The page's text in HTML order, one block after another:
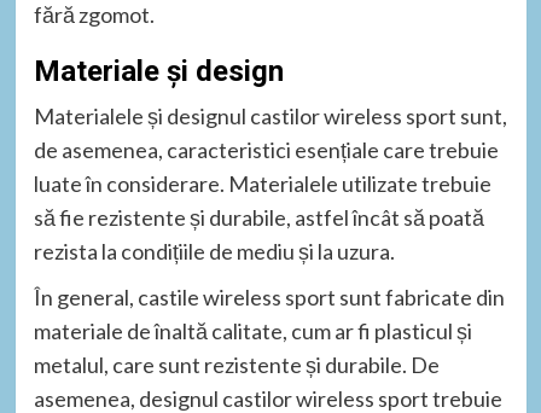
fără zgomot.
Materiale și design
Materialele și designul castilor wireless sport sunt,
de asemenea, caracteristici esențiale care trebuie
luate în considerare. Materialele utilizate trebuie
să fie rezistente și durabile, astfel încât să poată
rezista la condițiile de mediu și la uzura.
În general, castile wireless sport sunt fabricate din
materiale de înaltă calitate, cum ar fi plasticul și
metalul, care sunt rezistente și durabile. De
asemenea, designul castilor wireless sport trebuie